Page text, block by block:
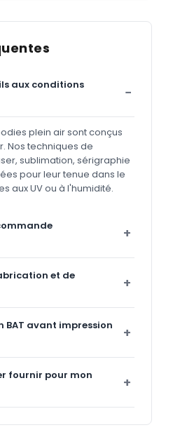
aux conditions
plein air sont conçus
Nos techniques de
sublimation, sérigraphie
pour leur tenue dans le
aux UV ou à l'humidité.
et de
BAT avant impression
fournir pour mon